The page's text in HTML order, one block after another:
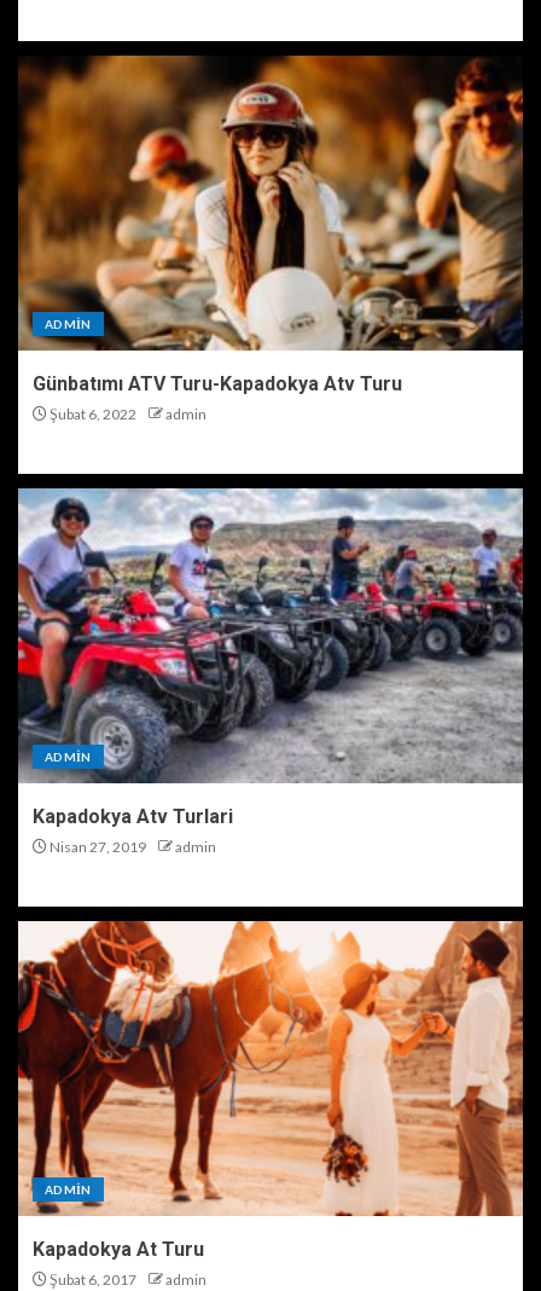
ADMIN
Günbatımı ATV Turu-Kapadokya Atv Turu
Şubat 6, 2022 admin
ADMIN
Kapadokya Atv Turlari
Nisan 27, 2019 admin
ADMIN
Kapadokya At Turu
Şubat 6, 2017 admin